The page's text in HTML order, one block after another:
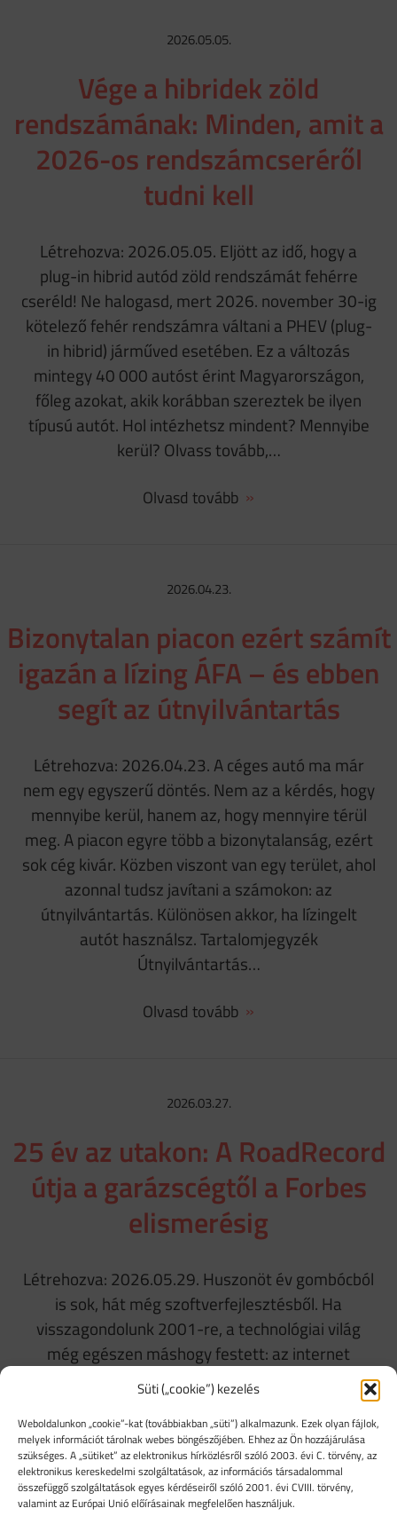
Süti („cookie”) kezelés
Weboldalunkon „cookie”-kat (továbbiakban „süti”) alkalmazunk. Ezek olyan fájlok,
melyek információt tárolnak webes böngészőjében. Ehhez az Ön hozzájárulása
szükséges. A „sütiket” az elektronikus hírközlésről szóló 2003. évi C. törvény, az
elektronikus kereskedelmi szolgáltatások, az információs társadalommal
összefüggő szolgáltatások egyes kérdéseiről szóló 2001. évi CVIII. törvény,
valamint az Európai Unió előírásainak megfelelően használjuk.
2026.05.05.
Vége a hibridek zöld
rendszámának: Minden, amit a
2026-os rendszámcseréről
tudni kell
Létrehozva: 2026.05.05. Eljött az idő, hogy a
plug-in hibrid autód zöld rendszámát fehérre
cseréld! Ne halogasd, mert 2026. november 30-ig
kötelező fehér rendszámra váltani a PHEV (plug-
in hibrid) járműved esetében. Ez a változás
mintegy 40 000 autóst érint Magyarországon,
főleg azokat, akik korábban szereztek be ilyen
típusú autót. Hol intézhetsz mindent? Mennyibe
kerül? Olvass tovább,…
Olvasd tovább
2026.04.23.
Bizonytalan piacon ezért számít
igazán a lízing ÁFA – és ebben
segít az útnyilvántartás
Létrehozva: 2026.04.23. A céges autó ma már
nem egy egyszerű döntés. Nem az a kérdés, hogy
mennyibe kerül, hanem az, hogy mennyire térül
meg. A piacon egyre több a bizonytalanság, ezért
sok cég kivár. Közben viszont van egy terület, ahol
azonnal tudsz javítani a számokon: az
útnyilvántartás. Különösen akkor, ha lízingelt
autót használsz. Tartalomjegyzék
Útnyilvántartás…
Olvasd tovább
2026.03.27.
25 év az utakon: A RoadRecord
útja a garázscégtől a Forbes
elismerésig
Létrehozva: 2026.05.29. Huszonöt év gombócból
is sok, hát még szoftverfejlesztésből. Ha
visszagondolunk 2001-re, a technológiai világ
még egészen máshogy festett: az internet
betárcsázós volt, az okostelefon fogalma pedig
még csak a sci-fi írók fejében létezett. Ebben a
környezetben indult útjára a RoadRecord
útnyilvántartó program, egy olyan küldetéssel,
ami azóta sem változott: levegyük a magyar
vállalkozók…